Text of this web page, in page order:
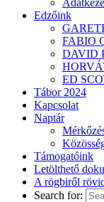
Edzőink
FABIO
DAVID
ED
Tábor 2024
Kapcsolat
Naptár
Támogatóink
Letölthető
A rögbiről
Search for: